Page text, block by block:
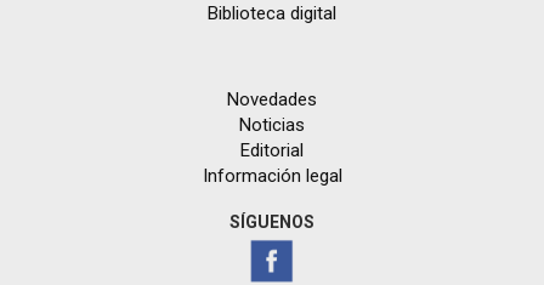
Biblioteca digital
Novedades
Noticias
Editorial
Información legal
SÍGUENOS